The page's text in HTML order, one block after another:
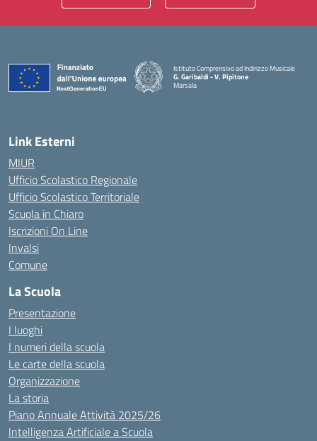
Istituto Comprensivo ad Indirizzo Musicale
G. Garibaldi - V. Pipitone
Marsala
Link Esterni
MIUR
Ufficio Scolastico Regionale
Ufficio Scolastico Territoriale
Scuola in Chiaro
Iscrizioni On Line
Invalsi
Comune
La Scuola
Presentazione
I luoghi
I numeri della scuola
Le carte della scuola
Organizzazione
La storia
Piano Annuale Attività 2025/26
Intelligenza Artificiale a Scuola